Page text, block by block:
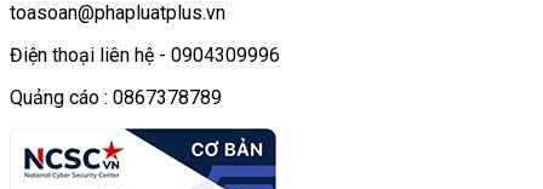
toasoan@phapluatplus.vn
Điện thoại liên hệ - 0904309996
Quảng cáo : 0867378789